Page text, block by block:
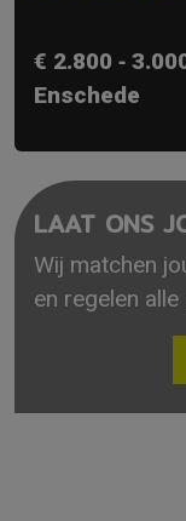
€ 2.800 ‐
Enschede
LAAT ONS
Wij matchen
en regelen